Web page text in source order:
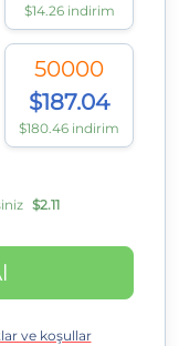
$14.26 indirim
50000
$187.04
$180.46 indirim
$2.11
ve koşullar